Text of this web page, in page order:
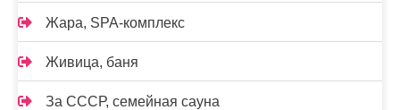
Жара, SPA-комплекс
Живица, баня
За СССР, семейная сауна